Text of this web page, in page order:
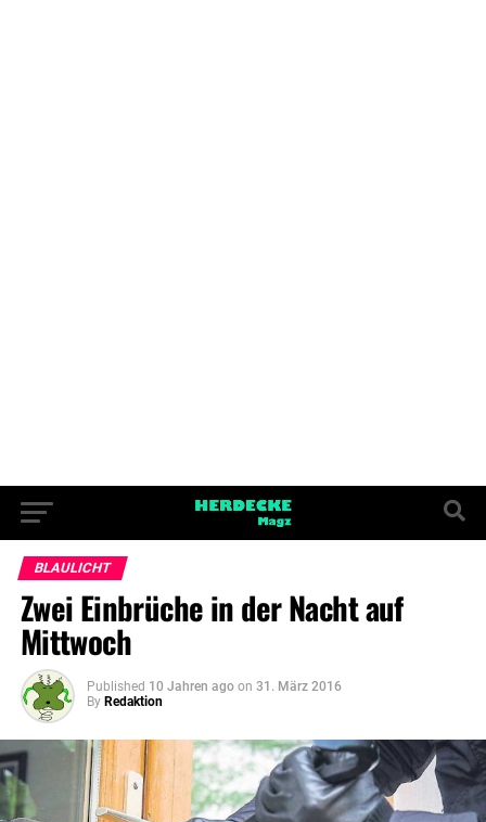
BLAULICHT
Zwei Einbrüche in der Nacht auf
Mittwoch
Published 10 Jahren ago on 31. März 2016
By Redaktion